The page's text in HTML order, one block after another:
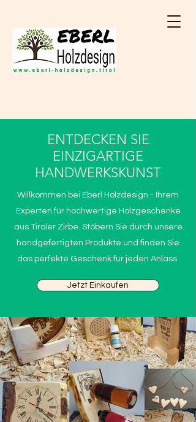
ENTDECKEN SIE
EINZIGARTIGE
HANDWERKSKUNST
Willkommen bei Eberl Holzdesign - Ihrem
Experten für hochwertige Holzgeschenke
aus Tiroler Zirbe. Stöbern Sie durch unsere
handgefertigten Produkte und finden Sie
das perfekte Geschenk für jeden Anlass.
Jetzt Einkaufen